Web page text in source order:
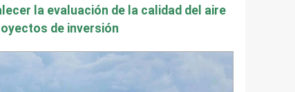
la evaluación de la calidad del aire
de inversión